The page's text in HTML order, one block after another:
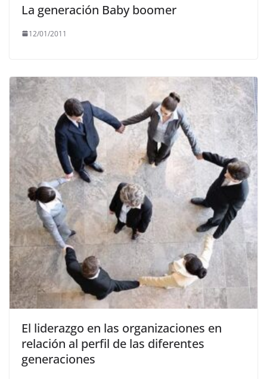
La generación Baby boomer
12/01/2011
El liderazgo en las organizaciones en
relación al perfil de las diferentes
generaciones